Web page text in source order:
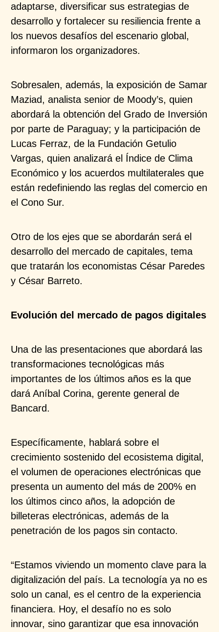
adaptarse, diversificar sus estrategias de
desarrollo y fortalecer su resiliencia frente a
los nuevos desafíos del escenario global,
informaron los organizadores.
Sobresalen, además, la exposición de Samar
Maziad, analista senior de Moody’s, quien
abordará la obtención del Grado de Inversión
por parte de Paraguay; y la participación de
Lucas Ferraz, de la Fundación Getulio
Vargas, quien analizará el Índice de Clima
Económico y los acuerdos multilaterales que
están redefiniendo las reglas del comercio en
el Cono Sur.
Otro de los ejes que se abordarán será el
desarrollo del mercado de capitales, tema
que tratarán los economistas César Paredes
y César Barreto.
Evolución del mercado de pagos digitales
Una de las presentaciones que abordará las
transformaciones tecnológicas más
importantes de los últimos años es la que
dará Aníbal Corina, gerente general de
Bancard.
Específicamente, hablará sobre el
crecimiento sostenido del ecosistema digital,
el volumen de operaciones electrónicas que
presenta un aumento del más de 200% en
los últimos cinco años, la adopción de
billeteras electrónicas, además de la
penetración de los pagos sin contacto.
“Estamos viviendo un momento clave para la
digitalización del país. La tecnología ya no es
solo un canal, es el centro de la experiencia
financiera. Hoy, el desafío no es solo
innovar, sino garantizar que esa innovación